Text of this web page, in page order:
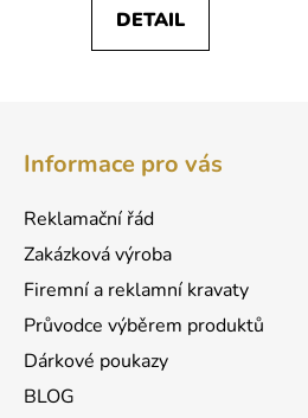
DETAIL
Informace pro vás
Reklamační řád
Zakázková výroba
Firemní a reklamní kravaty
Průvodce výběrem produktů
Dárkové poukazy
BLOG